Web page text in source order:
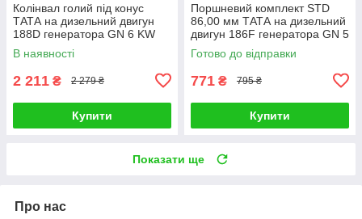
Колінвал голий під конус
ТАТА на дизельний двигун
188D генератора GN 6 KW
В наявності
2 211 ₴ 2 279 ₴
Купити
Поршневий комплект STD
86,00 мм ТАТА на дизельний
двигун 186F генератора GN 5
KW (тупий конус
форкамери), 8 одиниць
Готово до відправки
771 ₴ 795 ₴
Купити
Показати ще
Про нас